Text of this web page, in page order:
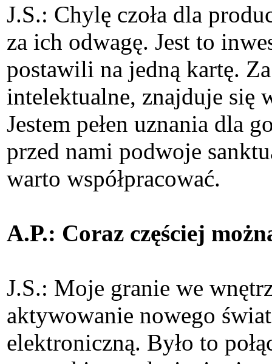
J.S.: Chylę czoła dla
za ich odwagę. Jest to
postawili na jedną kartę.
intelektualne, znajduje się
Jestem pełen uznania dla
przed nami podwoje
warto współpracować.
A.P.: Coraz częściej
J.S.: Moje granie we
aktywowanie nowego
elektroniczną. Było to